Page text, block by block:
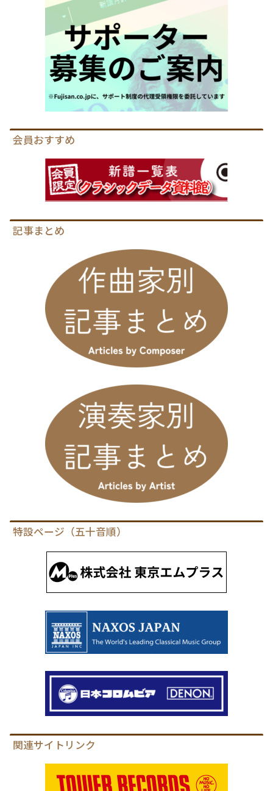
会員おすすめ
記事まとめ
特設ページ（五十音順）
関連サイトリンク